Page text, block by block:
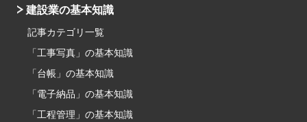
建設業の基本知識
記事カテゴリ一覧
「工事写真」の基本知識
「台帳」の基本知識
「電子納品」の基本知識
「工程管理」の基本知識